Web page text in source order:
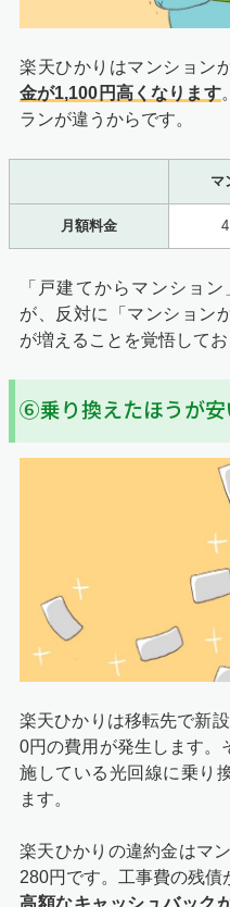
楽天ひかりはマンション
金が1,100円高くなります
ランが違うからです。
マ
月額料金
「戸建てからマンショ
が、反対に「マンション
が増えることを覚悟してお
⑥乗り換えたほうが安
楽天ひかりは移転先で新
0円の費用が発生します。
施している光回線に乗り
ます。
楽天ひかりの違約金はマ
280円です。工事費の残債